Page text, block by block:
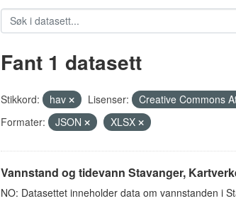
Fant 1 datasett
Stikkord: hav Lisenser:
Creative Commons
Formater:
JSON XLSX
Vannstand og tidevann Stavanger,
NO: Datasettet inneholder data om vannstanden i